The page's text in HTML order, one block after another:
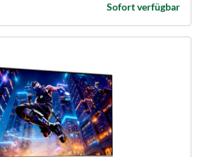
Sofort verfügbar